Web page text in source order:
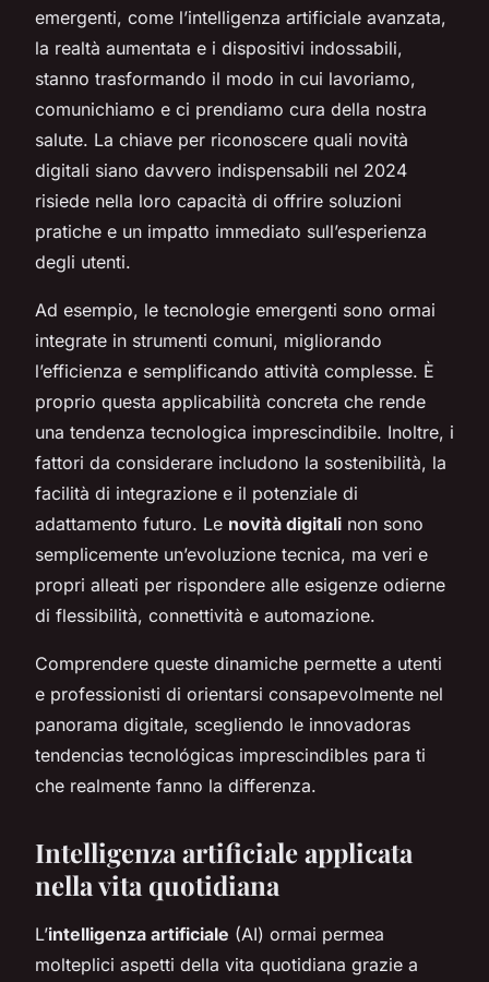
emergenti, come l’intelligenza artificiale avanzata,
la realtà aumentata e i dispositivi indossabili,
stanno trasformando il modo in cui lavoriamo,
comunichiamo e ci prendiamo cura della nostra
salute. La chiave per riconoscere quali novità
digitali siano davvero indispensabili nel 2024
risiede nella loro capacità di offrire soluzioni
pratiche e un impatto immediato sull’esperienza
degli utenti.
Ad esempio, le tecnologie emergenti sono ormai
integrate in strumenti comuni, migliorando
l’efficienza e semplificando attività complesse. È
proprio questa applicabilità concreta che rende
una tendenza tecnologica imprescindibile. Inoltre, i
fattori da considerare includono la sostenibilità, la
facilità di integrazione e il potenziale di
adattamento futuro. Le novità digitali non sono
semplicemente un’evoluzione tecnica, ma veri e
propri alleati per rispondere alle esigenze odierne
di flessibilità, connettività e automazione.
Comprendere queste dinamiche permette a utenti
e professionisti di orientarsi consapevolmente nel
panorama digitale, scegliendo le innovadoras
tendencias tecnológicas imprescindibles para ti
che realmente fanno la differenza.
Intelligenza artificiale applicata
nella vita quotidiana
L’intelligenza artificiale (AI) ormai permea
molteplici aspetti della vita quotidiana grazie a